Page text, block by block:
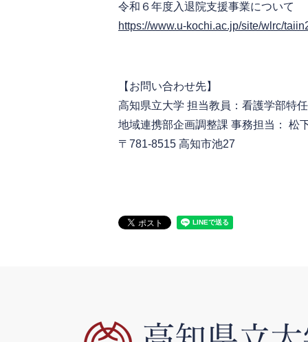
令和６年度入退院支援事業について
https://www.u-kochi.ac.jp/site/wlrc/
【お問い合わせ先】
高知県立大学 担当教員：看護学部特
地域連携部企画調整課 事務担当： 松
〒781-8515 高知市池27